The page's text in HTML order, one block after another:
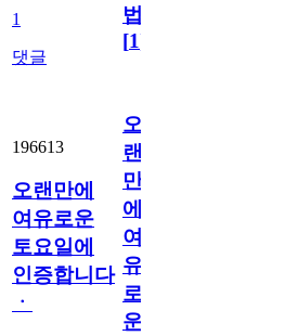
1
댓글
법
[1]
196613
오랜만에
여유로운
토요일에
인증합니다
ㆍ
오
랜
만
에
여
유
로
운